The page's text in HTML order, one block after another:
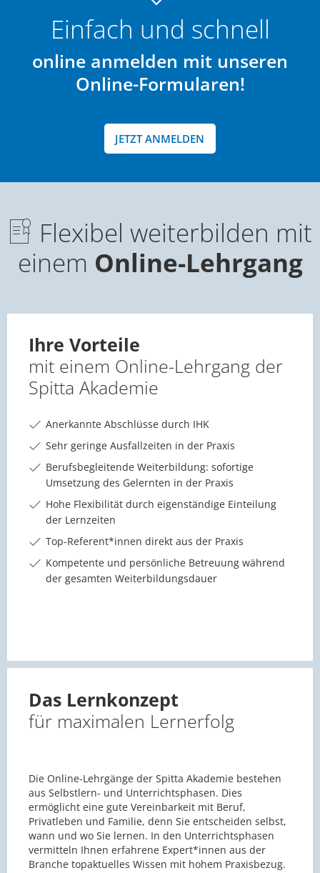
Einfach und schnell
online anmelden mit unseren
Online-Formularen!
JETZT ANMELDEN
Flexibel weiterbilden mit
einem Online-Lehrgang
Ihre Vorteile
mit einem Online-Lehrgang der
Spitta Akademie
Anerkannte Abschlüsse durch IHK
Sehr geringe Ausfallzeiten in der Praxis
Berufsbegleitende Weiterbildung: sofortige
Umsetzung des Gelernten in der Praxis
Hohe Flexibilität durch eigenständige Einteilung
der Lernzeiten
Top-Referent*innen direkt aus der Praxis
Kompetente und persönliche Betreuung während
der gesamten Weiterbildungsdauer
Das Lernkonzept
für maximalen Lernerfolg
Die Online-Lehrgänge der Spitta Akademie bestehen
aus Selbstlern- und Unterrichtsphasen. Dies
ermöglicht eine gute Vereinbarkeit mit Beruf,
Privatleben und Familie, denn Sie entscheiden selbst,
wann und wo Sie lernen. In den Unterrichtsphasen
vermitteln Ihnen erfahrene Expert*innen aus der
Branche topaktuelles Wissen mit hohem Praxisbezug.